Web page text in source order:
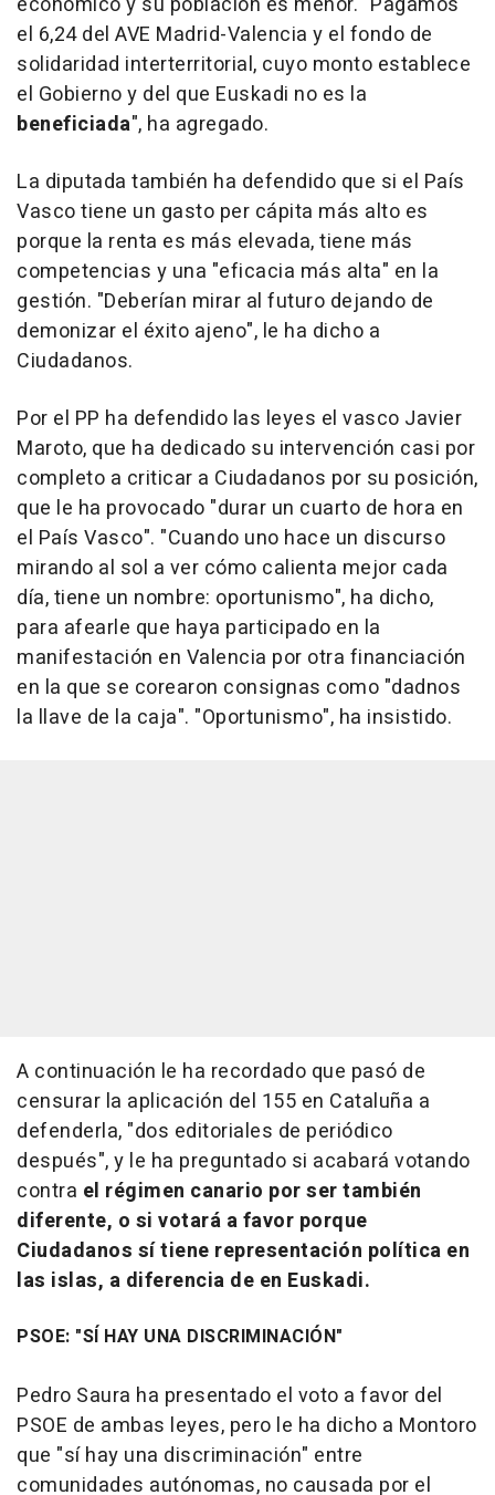
el 6,24 del AVE Madrid-Valencia y el fondo de
solidaridad interterritorial, cuyo monto establece
el Gobierno y del que Euskadi no es la
beneficiada", ha agregado.
La diputada también ha defendido que si el País
Vasco tiene un gasto per cápita más alto es
porque la renta es más elevada, tiene más
competencias y una "eficacia más alta" en la
gestión. "Deberían mirar al futuro dejando de
demonizar el éxito ajeno", le ha dicho a
Ciudadanos.
Por el PP ha defendido las leyes el vasco Javier
Maroto, que ha dedicado su intervención casi por
completo a criticar a Ciudadanos por su posición,
que le ha provocado "durar un cuarto de hora en
el País Vasco". "Cuando uno hace un discurso
mirando al sol a ver cómo calienta mejor cada
día, tiene un nombre: oportunismo", ha dicho,
para afearle que haya participado en la
manifestación en Valencia por otra financiación
en la que se corearon consignas como "dadnos
la llave de la caja". "Oportunismo", ha insistido.
A continuación le ha recordado que pasó de
censurar la aplicación del 155 en Cataluña a
defenderla, "dos editoriales de periódico
después", y le ha preguntado si acabará votando
contra el régimen canario por ser también
diferente, o si votará a favor porque
Ciudadanos sí tiene representación política en
las islas, a diferencia de en Euskadi.
PSOE: "SÍ HAY UNA DISCRIMINACIÓN"
Pedro Saura ha presentado el voto a favor del
PSOE de ambas leyes, pero le ha dicho a Montoro
que "sí hay una discriminación" entre
comunidades autónomas, no causada por el